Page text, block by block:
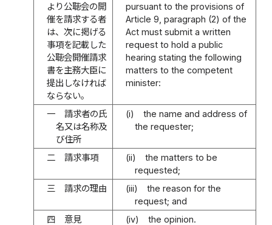
より公聴会の開
催を請求する者
は、次に掲げる
事項を記載した
公聴会開催請求
書を主務大臣に
提出しなければ
ならない。
pursuant to the provisions of
Article 9, paragraph (2) of the
Act must submit a written
request to hold a public
hearing stating the following
matters to the competent
minister:
一
請求者の氏
名又は名称及
び住所
(i)
the name and address of
the requester;
二 請求事項 (ii)
the matters to be
requested;
三
請求の理由 (iii)
the reason for the
request; and
四
意見 (iv)
the opinion.